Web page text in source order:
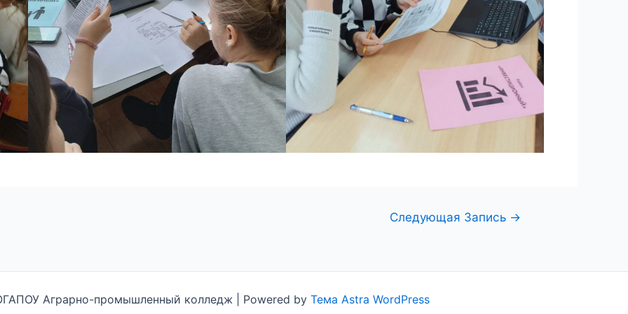
Следующая Запись →
Аграрно-промышленный колледж | Powered by Тема Astra WordPress